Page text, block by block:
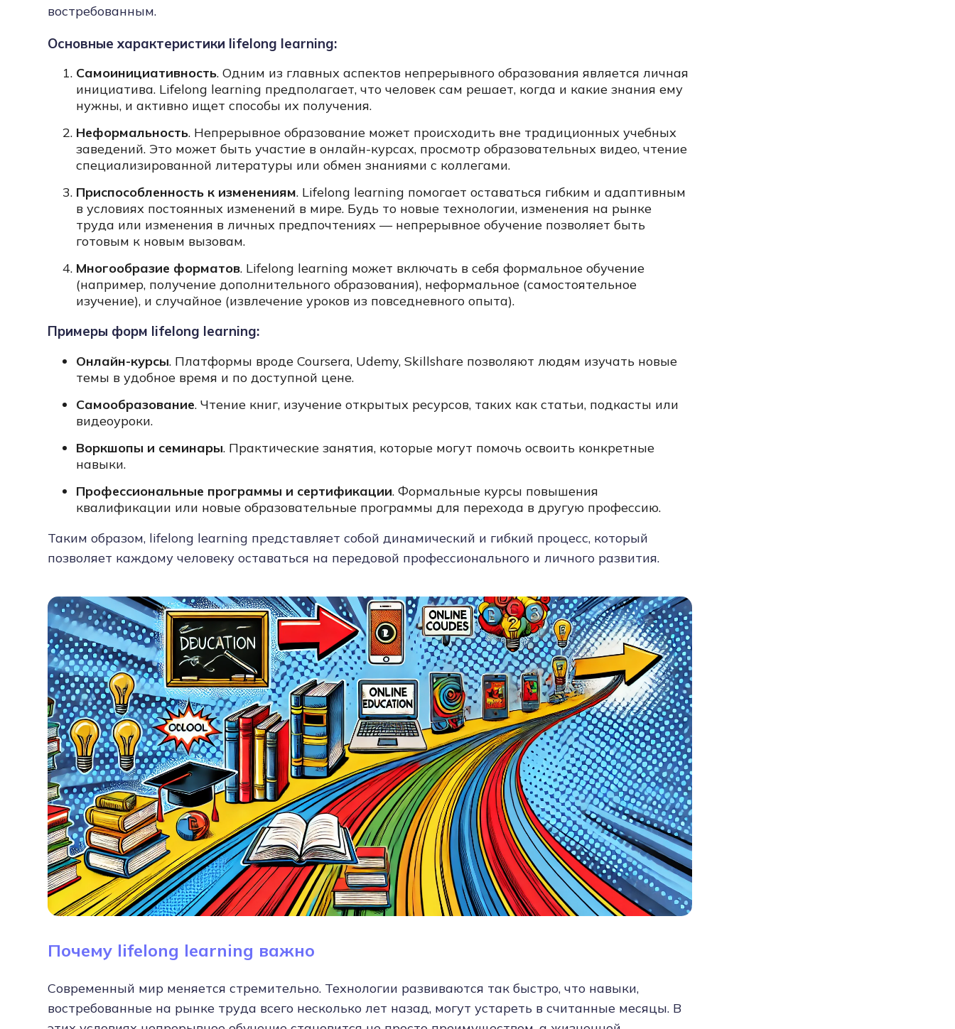
востребованным.
Основные характеристики lifelong learning:
Самоинициативность. Одним из главных аспектов непрерывного образования является личная
инициатива. Lifelong learning предполагает, что человек сам решает, когда и какие знания ему
нужны, и активно ищет способы их получения.
Неформальность. Непрерывное образование может происходить вне традиционных учебных
заведений. Это может быть участие в онлайн-курсах, просмотр образовательных видео, чтение
специализированной литературы или обмен знаниями с коллегами.
Приспособленность к изменениям. Lifelong learning помогает оставаться гибким и адаптивным
в условиях постоянных изменений в мире. Будь то новые технологии, изменения на рынке
труда или изменения в личных предпочтениях — непрерывное обучение позволяет быть
готовым к новым вызовам.
Многообразие форматов. Lifelong learning может включать в себя формальное обучение
(например, получение дополнительного образования), неформальное (самостоятельное
изучение), и случайное (извлечение уроков из повседневного опыта).
Примеры форм lifelong learning:
Онлайн-курсы. Платформы вроде Coursera, Udemy, Skillshare позволяют людям изучать новые
темы в удобное время и по доступной цене.
Самообразование. Чтение книг, изучение открытых ресурсов, таких как статьи, подкасты или
видеоуроки.
Воркшопы и семинары. Практические занятия, которые могут помочь освоить конкретные
навыки.
Профессиональные программы и сертификации. Формальные курсы повышения
квалификации или новые образовательные программы для перехода в другую профессию.
Таким образом, lifelong learning представляет собой динамический и гибкий процесс, который
позволяет каждому человеку оставаться на передовой профессионального и личного развития.
Почему lifelong learning важно
Современный мир меняется стремительно. Технологии развиваются так быстро, что навыки,
востребованные на рынке труда всего несколько лет назад, могут устареть в считанные месяцы. В